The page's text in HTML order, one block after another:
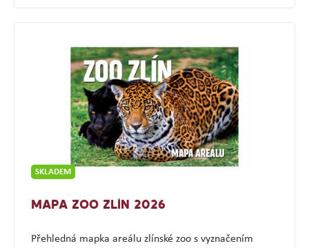
SKLADEM
MAPA ZOO ZLÍN 2026
Přehledná mapka areálu zlínské zoo s vyznačením